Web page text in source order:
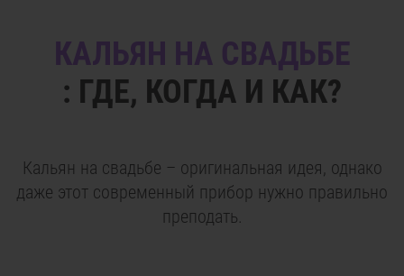
КАЛЬЯН НА СВАДЬБЕ
: ГДЕ, КОГДА И КАК?
Кальян на свадьбе – оригинальная идея, однако
даже этот современный прибор нужно правильно
преподать.